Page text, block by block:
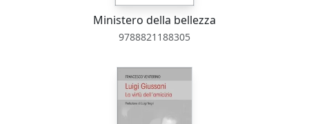
Ministero della bellezza
9788821188305